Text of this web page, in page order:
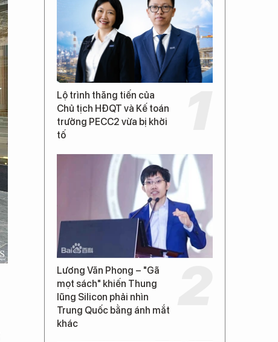
Lộ trình thăng tiến của
Chủ tịch HĐQT và Kế toán
trưởng PECC2 vừa bị khởi
tố
Lương Văn Phong – "Gã
mọt sách" khiến Thung
lũng Silicon phải nhìn
Trung Quốc bằng ánh mắt
khác